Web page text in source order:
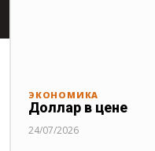
ЭКОНОМИКА
Доллар в цене
24/07/2026